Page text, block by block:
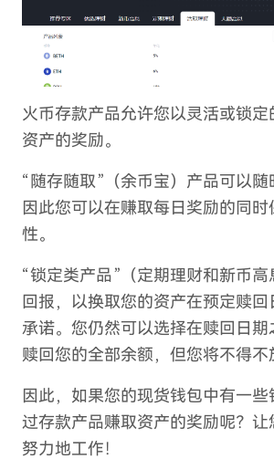
火币存款产品允许您以灵活或锁
资产的奖励。
“随存随取”（余币宝）产品可以随
因此您可以在赚取每日奖励的同
性。
“锁定类产品”（定期理财和新币
回报，以换取您的资产在预定赎
承诺。您仍然可以选择在赎回日期
赎回您的全部余额，但您将不得不
因此，如果您的现货钱包中有一
过存款产品赚取资产的奖励呢？让
努力地工作！